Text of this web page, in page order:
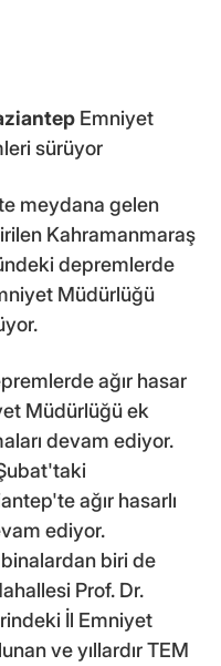
Emniyet
sürüyor
meydana gelen
Kahramanmaraş
depremlerde
Müdürlüğü
ağır hasar
Müdürlüğü ek
devam ediyor.
ağır hasarlı
ediyor.
biri de
Prof. Dr.
İl Emniyet
ve yıllardır TEM